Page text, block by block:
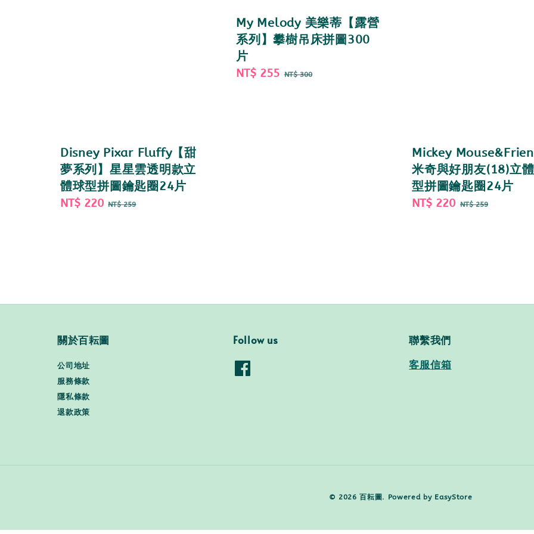
Disney Pixar Fluffy【甜
夢系列】星星雲透明款立
體球型拼圖鑰匙圈24片
Sale
NT$ 220 Regular
NT$ 259
My Melody 美樂蒂【露營
系列】攀樹吊床拼圖300
片
Sale
NT$ 255 Regular
NT$ 300
Mickey
米奇與好朋友(18)立
型拼圖鑰匙圈24片
Sale
NT$ 220 Regular
NT$ 259
關於百耘圖
公司地址
服務條款
隱私條款
退款政策
Follow us 聯繫我們
客服信箱
© 2026 百耘圖. Powered by EasyStore